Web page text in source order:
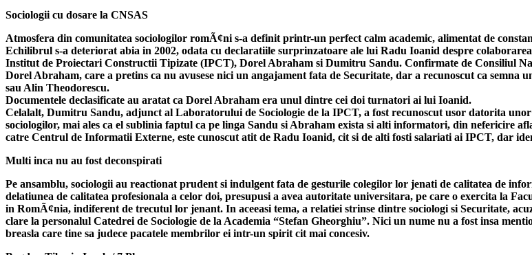
Sociologii cu dosare la CNSAS
Atmosfera din comunitatea sociologilor romÃ¢ni s-a definit printr-un perfect calm academic, alimentat de
Echilibrul s-a deteriorat abia in 2002, odata cu declaratiile surprinzatoare ale lui Radu Ioanid despre
Institut de Proiectari Constructii Tipizate (IPCT), Dorel Abraham si Dumitru Sandu. Confirmate de Consiliul
Dorel Abraham, care a pretins ca nu avusese nici un angajament fata de Securitate, dar a recunoscut ca
sau Alin Theodorescu.
Documentele declasificate au aratat ca Dorel Abraham era unul dintre cei doi turnatori ai lui Ioanid.
Celalalt, Dumitru Sandu, adjunct al Laboratorului de Sociologie de la IPCT, a fost recunoscut usor datorita
sociologilor, mai ales ca el sublinia faptul ca pe linga Sandu si Abraham exista si alti informatori, din nefericire
catre Centrul de Informatii Externe, este cunoscut atit de Radu Ioanid, cit si de alti fosti salariati ai IPCT, dar
Multi inca nu au fost deconspirati
Pe ansamblu, sociologii au reactionat prudent si indulgent fata de gesturile colegilor lor jenati de calitatea de
delatiunea de calitatea profesionala a celor doi, presupusi a avea autoritate universitara, pe care o exercita la
in RomÃ¢nia, indiferent de trecutul lor jenant. In aceeasi tema, a relatiei strinse dintre sociologi si Securitate,
clare la personalul Catedrei de Sociologie de la Academia “Stefan Gheorghiu”. Nici un nume nu a fost insa
breasla care tine sa judece pacatele membrilor ei intr-un spirit cit mai concesiv.